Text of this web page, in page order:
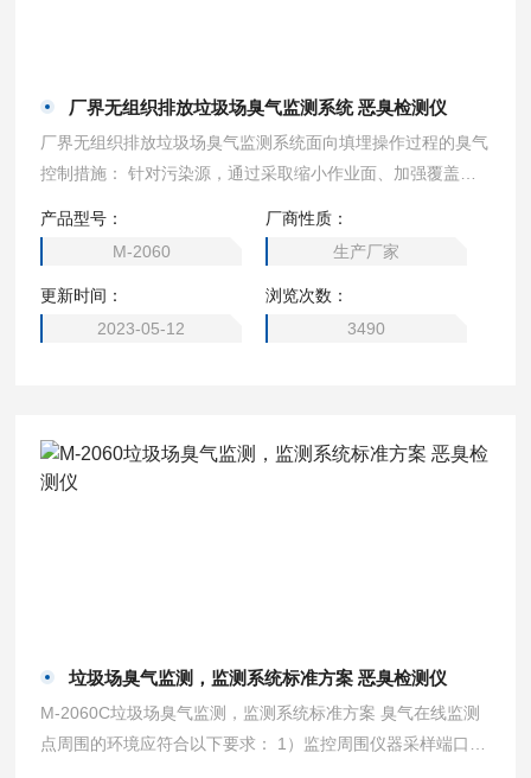
厂界无组织排放垃圾场臭气监测系统 恶臭检测仪
厂界无组织排放垃圾场臭气监测系统面向填埋操作过程的臭气
控制措施： 针对污染源，通过采取缩小作业面、加强覆盖、
除臭液和合适的喷洒方式加强监督和检测等综合治理措施，有
效的控制了恶臭。
产品型号：
M-2060
厂商性质：
生产厂家
更新时间：
2023-05-12
浏览次数：
3490
垃圾场臭气监测，监测系统标准方案 恶臭检测仪
M-2060C垃圾场臭气监测，监测系统标准方案 臭气在线监测
点周围的环境应符合以下要求： 1）监控周围仪器采样端口，